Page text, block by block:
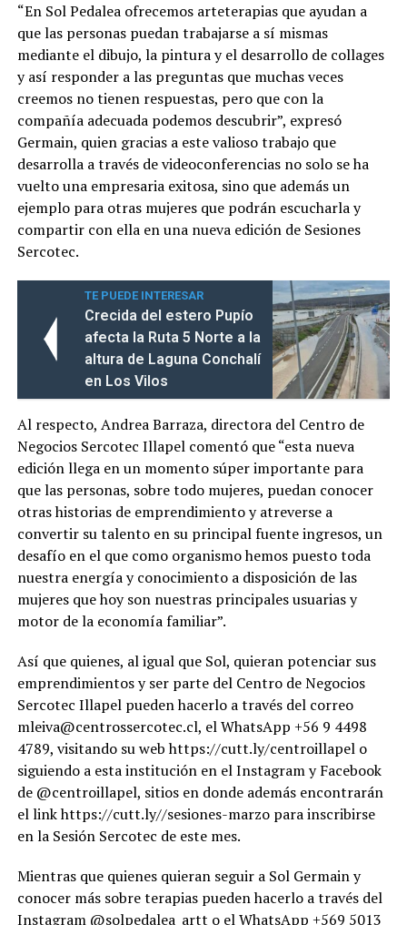
“En Sol Pedalea ofrecemos arteterapias que ayudan a
que las personas puedan trabajarse a sí mismas
mediante el dibujo, la pintura y el desarrollo de collages
y así responder a las preguntas que muchas veces
creemos no tienen respuestas, pero que con la
compañía adecuada podemos descubrir”, expresó
Germain, quien gracias a este valioso trabajo que
desarrolla a través de videoconferencias no solo se ha
vuelto una empresaria exitosa, sino que además un
ejemplo para otras mujeres que podrán escucharla y
compartir con ella en una nueva edición de Sesiones
Sercotec.
TE PUEDE INTERESAR
Crecida del estero Pupío
afecta la Ruta 5 Norte a la
altura de Laguna Conchalí
en Los Vilos
Al respecto, Andrea Barraza, directora del Centro de
Negocios Sercotec Illapel comentó que “esta nueva
edición llega en un momento súper importante para
que las personas, sobre todo mujeres, puedan conocer
otras historias de emprendimiento y atreverse a
convertir su talento en su principal fuente ingresos, un
desafío en el que como organismo hemos puesto toda
nuestra energía y conocimiento a disposición de las
mujeres que hoy son nuestras principales usuarias y
motor de la economía familiar”.
Así que quienes, al igual que Sol, quieran potenciar sus
emprendimientos y ser parte del Centro de Negocios
Sercotec Illapel pueden hacerlo a través del correo
mleiva@centrossercotec.cl, el WhatsApp +56 9 4498
4789, visitando su web https://cutt.ly/centroillapel o
siguiendo a esta institución en el Instagram y Facebook
de @centroillapel, sitios en donde además encontrarán
el link https://cutt.ly//sesiones-marzo para inscribirse
en la Sesión Sercotec de este mes.
Mientras que quienes quieran seguir a Sol Germain y
conocer más sobre terapias pueden hacerlo a través del
Instagram @solpedalea_artt o el WhatsApp +569 5013